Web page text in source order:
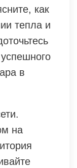
как
тепла и
в
на